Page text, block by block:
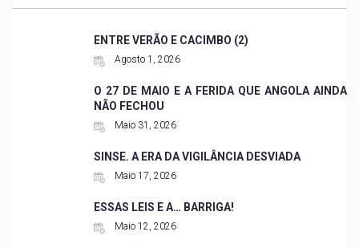
ENTRE VERÃO E CACIMBO (2)
Agosto 1, 2026
O 27 DE MAIO E A FERIDA QUE ANGOLA AINDA
NÃO FECHOU
Maio 31, 2026
SINSE. A ERA DA VIGILÂNCIA DESVIADA
Maio 17, 2026
ESSAS LEIS E A… BARRIGA!
Maio 12, 2026